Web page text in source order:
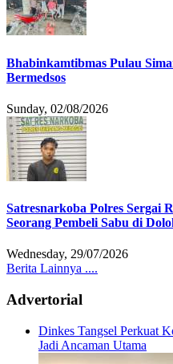
Bhabinkamtibmas Pulau
Bermedsos
Sunday, 02/08/2026
Satresnarkoba Polres Sergai
Seorang Pembeli Sabu di
Wednesday, 29/07/2026
Berita Lainnya ....
Advertorial
Dinkes Tangsel Perkuat
Jadi Ancaman Utama